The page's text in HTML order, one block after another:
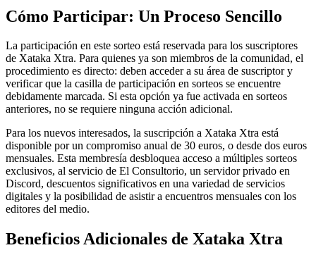
Cómo Participar: Un Proceso Sencillo
La participación en este sorteo está reservada para los suscriptores
de Xataka Xtra. Para quienes ya son miembros de la comunidad, el
procedimiento es directo: deben acceder a su área de suscriptor y
verificar que la casilla de participación en sorteos se encuentre
debidamente marcada. Si esta opción ya fue activada en sorteos
anteriores, no se requiere ninguna acción adicional.
Para los nuevos interesados, la suscripción a Xataka Xtra está
disponible por un compromiso anual de 30 euros, o desde dos euros
mensuales. Esta membresía desbloquea acceso a múltiples sorteos
exclusivos, al servicio de El Consultorio, un servidor privado en
Discord, descuentos significativos en una variedad de servicios
digitales y la posibilidad de asistir a encuentros mensuales con los
editores del medio.
Beneficios Adicionales de Xataka Xtra